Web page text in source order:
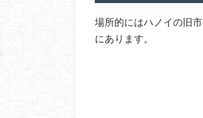
場所的にはハノイの旧
にあります。